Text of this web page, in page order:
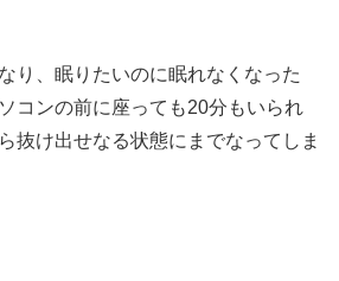
り、眠りたいのに眠れなくなった
コンの前に座っても20分もいられ
抜け出せなる状態にまでなってしま